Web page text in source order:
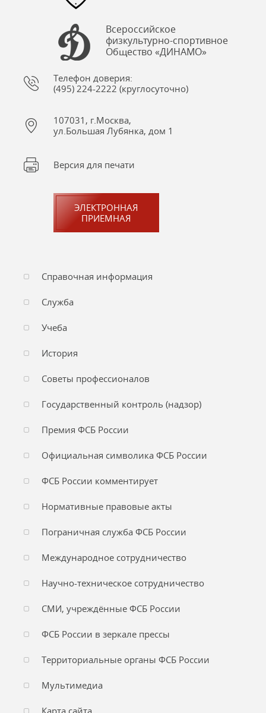
Всероссийское
физкультурно-спортивное
Общество «ДИНАМО»
Телефон доверия:
(495) 224-2222 (круглосуточно)
107031, г.Москва,
ул.Большая Лубянка, дом 1
Версия для печати
ЭЛЕКТРОННАЯ
ПРИЕМНАЯ
Справочная информация
Служба
Учеба
История
Советы профессионалов
Государственный контроль (надзор)
Премия ФСБ России
Официальная символика ФСБ России
ФСБ России комментирует
Нормативные правовые акты
Пограничная служба ФСБ России
Международное сотрудничество
Научно-техническое сотрудничество
СМИ, учреждённые ФСБ России
ФСБ России в зеркале прессы
Территориальные органы ФСБ России
Мультимедиа
Карта сайта